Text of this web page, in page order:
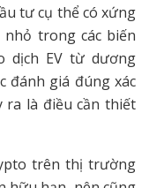
tư cụ thể có xứng
trong các biến
dịch EV từ dương
đánh giá đúng xác
ra là điều cần thiết
trên thị trường